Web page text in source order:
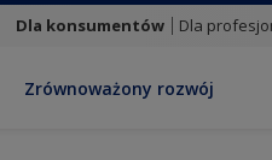
Dla konsumentów Dla
Zrównoważony rozwój